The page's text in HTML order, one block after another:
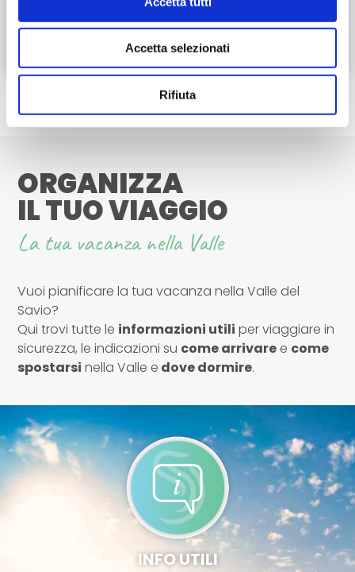
Accetta selezionati
Rifiuta
Locandina - Natale a Sarsina
ORGANIZZA
IL TUO VIAGGIO
La tua vacanza nella Valle
Vuoi pianificare la tua vacanza nella Valle del
Savio?
Qui trovi tutte le informazioni utili per viaggiare in
sicurezza, le indicazioni su come arrivare e come
spostarsi nella Valle e dove dormire.
INFO UTILI